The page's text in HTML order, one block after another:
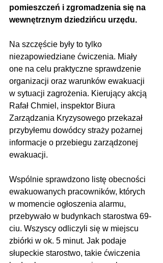
pomieszczeń i zgromadzenia się na
wewnętrznym dziedzińcu urzędu.
Na szczęście były to tylko
niezapowiedziane ćwiczenia. Miały
one na celu praktyczne sprawdzenie
organizacji oraz warunków ewakuacji
w sytuacji zagrożenia. Kierujący akcją
Rafał Chmiel, inspektor Biura
Zarządzania Kryzysowego przekazał
przybyłemu dowódcy straży pożarnej
informacje o przebiegu zarządzonej
ewakuacji.
Wspólnie sprawdzono listę obecności
ewakuowanych pracowników, których
w momencie ogłoszenia alarmu,
przebywało w budynkach starostwa 69-
ciu. Wszyscy odliczyli się w miejscu
zbiórki w ok. 5 minut. Jak podaje
słupeckie starostwo, takie ćwiczenia